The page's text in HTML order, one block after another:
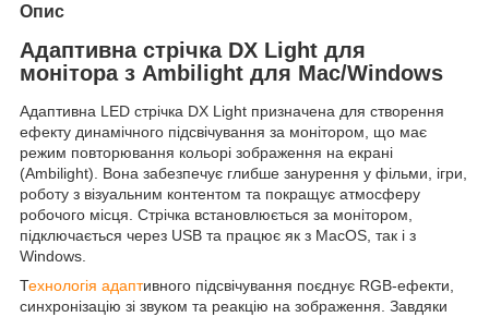
Опис
Адаптивна стрічка DX Light для
монітора з Ambilight для Mac/Windows
Адаптивна LED стрічка DX Light призначена для створення
ефекту динамічного підсвічування за монітором, що має
режим повторювання кольорі зображення на екрані
(Ambilight). Вона забезпечує глибше занурення у фільми, ігри,
роботу з візуальним контентом та покращує атмосферу
робочого місця. Стрічка встановлюється за монітором,
підключається через USB та працює як з MacOS, так і з
Windows.
Технологія адаптивного підсвічування поєднує RGB-ефекти,
синхронізацію зі звуком та реакцію на зображення. Завдяки